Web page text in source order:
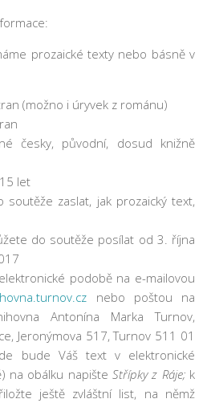
pro mládež
prozaické texty nebo básně v
(možno i úryvek z románu)
česky, původní, dosud knižně
let
soutěže zaslat, jak prozaický text,
do soutěže posílat od 3. října
podobě na e-mailovou
nebo poštou na
Antonína Marka Turnov,
Jeronýmova 517, Turnov 511 01
bude Váš text v elektronické
na obálku napište Střípky z Ráje;k
ještě zvláštní list, na němž